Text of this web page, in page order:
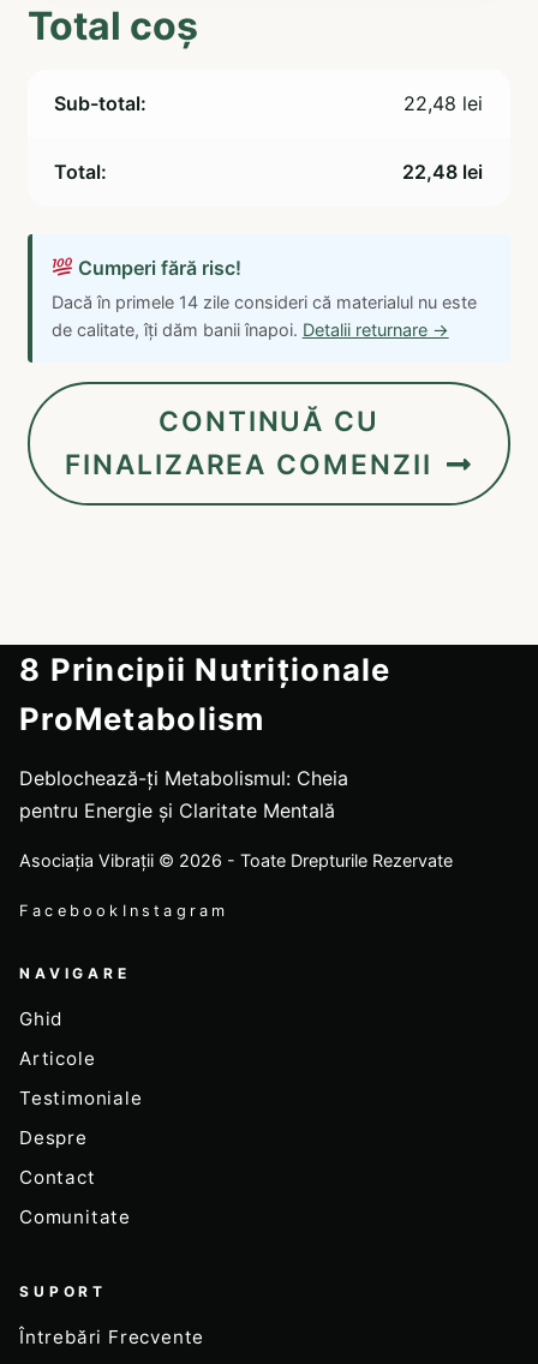
Total coș
22,48 lei
22,48 lei
Cumperi fără risc!
Dacă în primele 14 zile consideri că materialul nu este
de calitate, îți dăm banii înapoi. Detalii returnare →
CONTINUĂ CU
FINALIZAREA COMENZII
8 Principii Nutriționale
ProMetabolism
Deblochează-ți Metabolismul: Cheia
pentru Energie și Claritate Mentală
Asociația Vibrații © 2026 - Toate Drepturile Rezervate
Facebook Instagram
NAVIGARE
Ghid
Articole
Testimoniale
Despre
Contact
Comunitate
SUPORT
Întrebări Frecvente